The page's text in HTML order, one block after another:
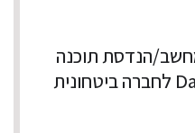
הנדסת תוכנה
למשרת Data Engineer לחברה ביטחונית